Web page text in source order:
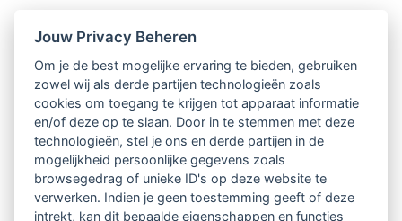
Nieuwsbrief
Ontvang 10 x per jaar de LVSC-
relatienieuwsbrief met o.a.:
vrij toegankelijke TsvB-artikelen
nieuws op het vlak van professioneel
Jouw Privacy Beheren
Om je de best mogelijke ervaring te bieden, gebruiken
zowel wij als derde partijen technologieën zoals
cookies om toegang te krijgen tot apparaat informatie
en/of deze op te slaan. Door in te stemmen met deze
technologieën, stel je ons en derde partijen in de
mogelijkheid persoonlijke gegevens zoals
browsegedrag of unieke ID's op deze website te
verwerken. Indien je geen toestemming geeft of deze
intrekt, kan dit bepaalde eigenschappen en functies